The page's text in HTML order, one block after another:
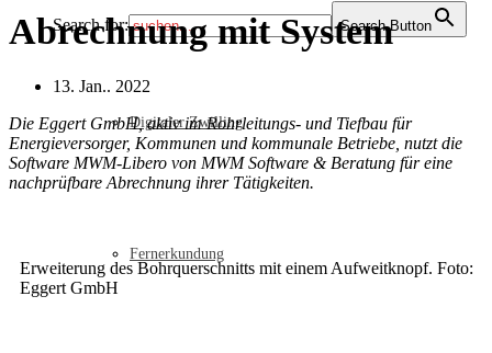
Digitaler Zwilling
Fernerkundung
Search for: Search Button
Abrechnung mit System
13. Jan.. 2022
Die Eggert GmbH, aktiv im Rohrleitungs- und Tiefbau für
Energieversorger, Kommunen und kommunale Betriebe, nutzt die
Software MWM-Libero von MWM Software & Beratung für eine
nachprüfbare Abrechnung ihrer Tätigkeiten.
Erweiterung des Bohrquerschnitts mit einem Aufweitknopf. Foto:
Eggert GmbH